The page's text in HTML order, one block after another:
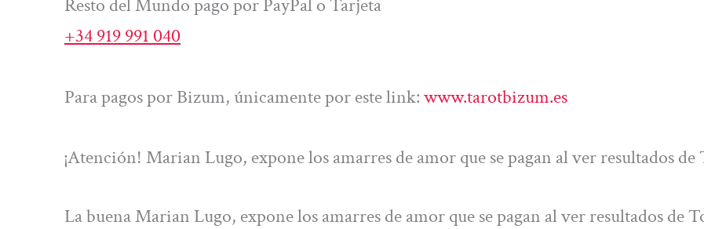
Resto del Mundo pago por PayPal o Tarjeta
+34 919 991 040
Para pagos por Bizum, únicamente por este link:www.tarotbizum.es
¡Atención! Marian Lugo, expone los amarres de amor que se pagan al ver resultados de
La buena Marian Lugo, expone los amarres de amor que se pagan al ver resultados de